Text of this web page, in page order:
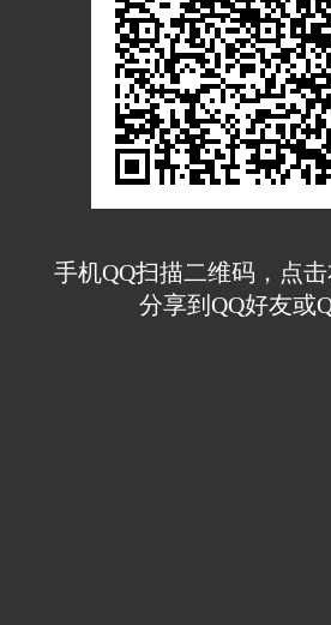
手机QQ扫描二维码，点击
分享到QQ好友或